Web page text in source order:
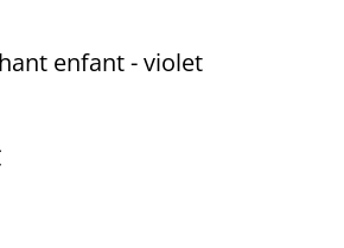
enfant - violet